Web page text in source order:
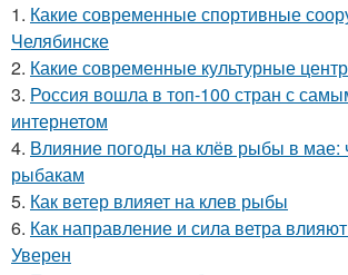
1. Какие современные спортивные
Челябинске
2. Какие современные культурные
3. Россия вошла в топ-100 стран с
интернетом
4. Влияние погоды на клёв рыбы в мае:
рыбакам
5. Как ветер влияет на клев рыбы
6. Как направление и сила ветра
Уверен